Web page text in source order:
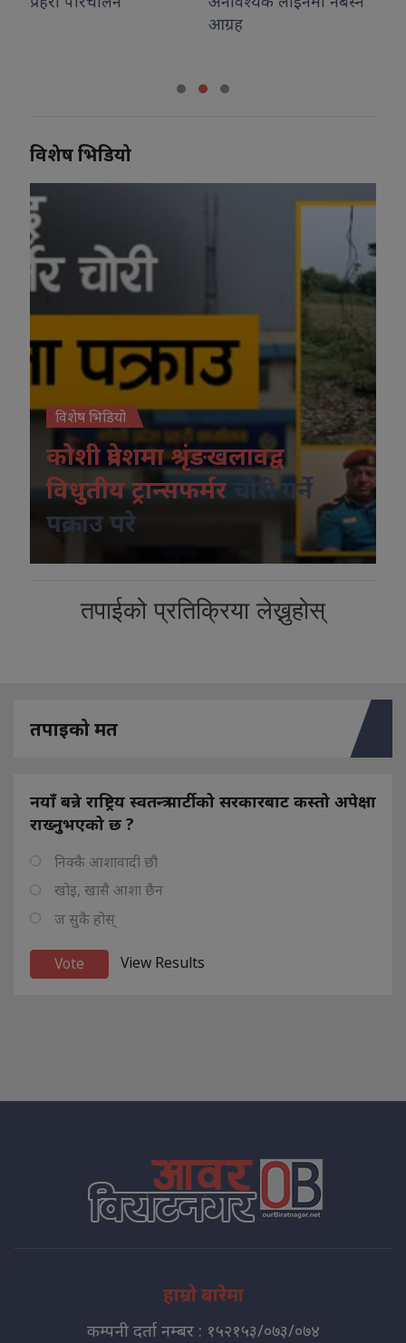
विशेष भिडियो
विशेष भिडियो
कोशी प्रदेशमा श्रृंङखलावद्व
विधुतीय ट्रान्सफर्मर
चोरी गर्ने
पक्राउ परे
तपाईको प्रतिक्रिया लेख्नुहोस्
तपाइको मत
नयाँ बन्ने राष्ट्रिय स्वतन्त्र पार्टीको सरकारबाट कस्तो अपेक्षा
राख्नुभएको छ ?
निक्कै आशावादी छौ
खोइ, खासै आशा छैन
ज सुकै होस्
View Results
हाम्रो बारेमा
कम्पनी दर्ता नम्बर : १५२१५३/०७३/०७४